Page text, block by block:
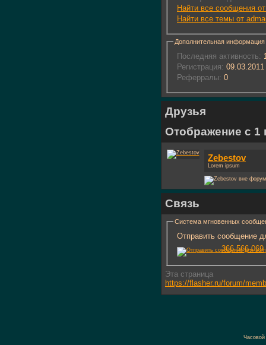
Найти все сообщения
Найти все темы от
Дополнительная информация
Последняя активность:
Регистрация: 09.03.2011
Реферралы: 0
Друзья
Отображение с 1
Zebestov
Lorem ipsum
Связь
Система мгновенных
Отправить сообщение
366-566-069
Эта страница
https://flasher.ru/forum/